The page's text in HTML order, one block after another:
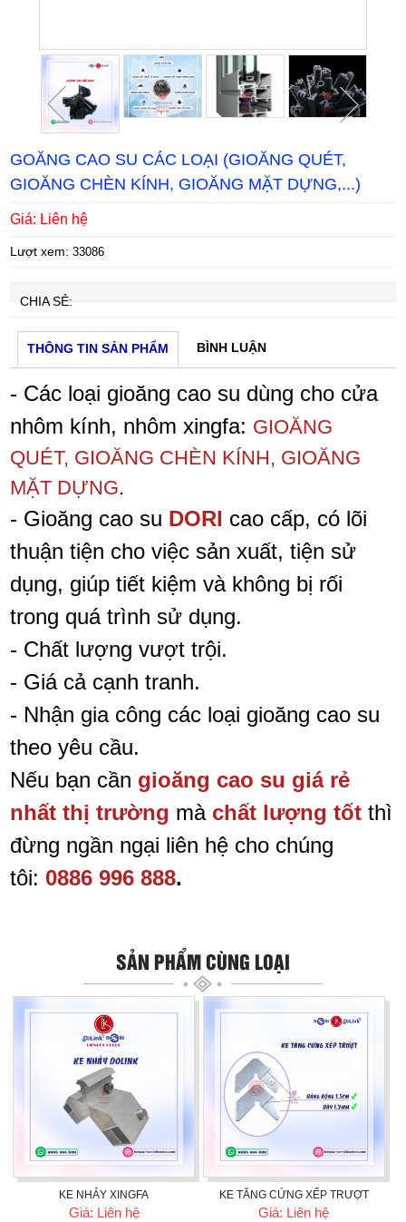
GOĂNG CAO SU CÁC LOẠI (GIOĂNG QUÉT,
GIOĂNG CHÈN KÍNH, GIOĂNG MẶT DỰNG,...)
Giá: Liên hệ
Lượt xem: 33086
CHIA SẺ:
THÔNG TIN SẢN PHẨM BÌNH LUẬN
- Các loại gioăng cao su dùng cho cửa
nhôm kính, nhôm xingfa: GIOĂNG
QUÉT, GIOĂNG CHÈN KÍNH, GIOĂNG
MẶT DỰNG.
- Gioăng cao su DORI cao cấp, có lõi
thuận tiện cho việc sản xuất, tiện sử
dụng, giúp tiết kiệm và không bị rối
trong quá trình sử dụng.
- Chất lượng vượt trội.
- Giá cả cạnh tranh.
- Nhận gia công các loại gioăng cao su
theo yêu cầu.
Nếu bạn cần gioăng cao su giá rẻ
nhất thị trường mà chất lượng tốt thì
đừng ngần ngại liên hệ cho chúng
tôi: 0886 996 888.
SẢN PHẨM CÙNG LOẠI
KE NHẢY XINGFA
Giá: Liên hệ
KE TĂNG CỨNG XẾP TRƯỢT
Giá: Liên hệ